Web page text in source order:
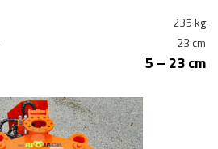
235 kg
23 cm
5 – 23 cm